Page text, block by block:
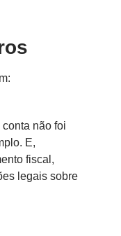
não foi
E,
fiscal,
legais sobre